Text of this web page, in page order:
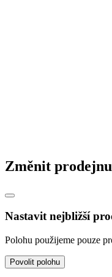
Změnit prodejnu
Nastavit nejbližší
Polohu použijeme pouze
Povolit polohu